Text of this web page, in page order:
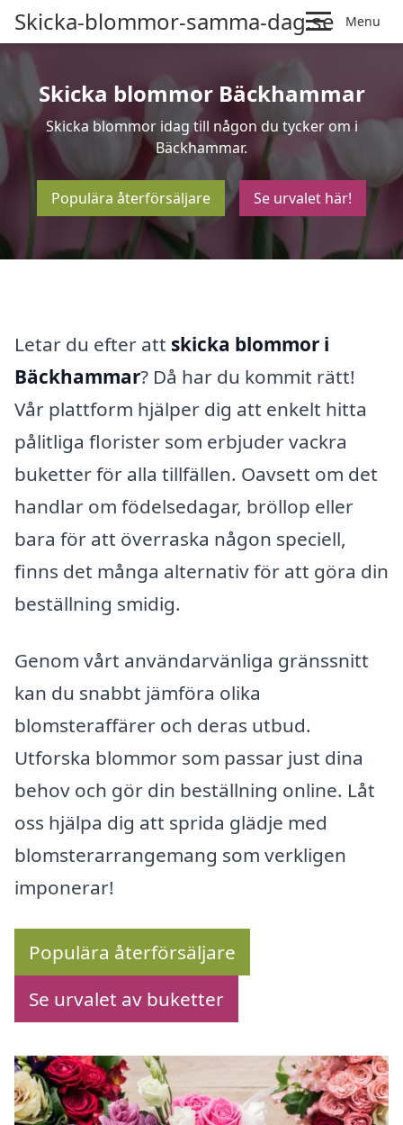
Skicka-blommor-samma-dag.se Menu
Skicka blommor Bäckhammar
Skicka blommor idag till någon du tycker om i
Bäckhammar.
Populära återförsäljare Se urvalet här!
Letar du efter att skicka blommor i
Bäckhammar? Då har du kommit rätt!
Vår plattform hjälper dig att enkelt hitta
pålitliga florister som erbjuder vackra
buketter för alla tillfällen. Oavsett om det
handlar om födelsedagar, bröllop eller
bara för att överraska någon speciell,
finns det många alternativ för att göra din
beställning smidig.
Genom vårt användarvänliga gränssnitt
kan du snabbt jämföra olika
blomsteraffärer och deras utbud.
Utforska blommor som passar just dina
behov och gör din beställning online. Låt
oss hjälpa dig att sprida glädje med
blomsterarrangemang som verkligen
imponerar!
Populära återförsäljare
Se urvalet av buketter